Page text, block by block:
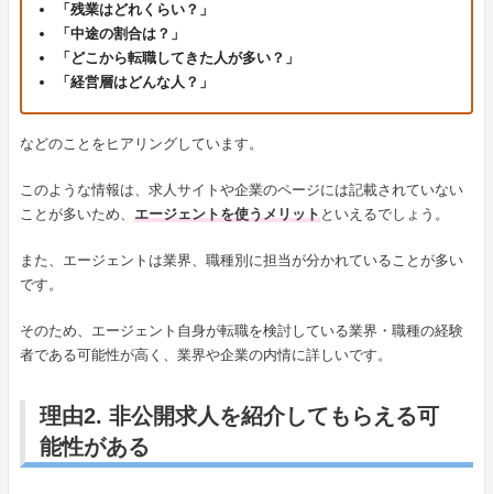
「残業はどれくらい？」
「中途の割合は？」
「どこから転職してきた人が多い？」
「経営層はどんな人？」
などのことをヒアリングしています。
このような情報は、求人サイトや企業のページには記載されていない
ことが多いため、 エージェントを使うメリットといえるでしょう。
また、エージェントは業界、職種別に担当が分かれていることが多い
です。
そのため、エージェント自身が転職を検討している業界・職種の経験
者である可能性が高く、業界や企業の内情に詳しいです。
理由2. 非公開求人を紹介してもらえる可
能性がある